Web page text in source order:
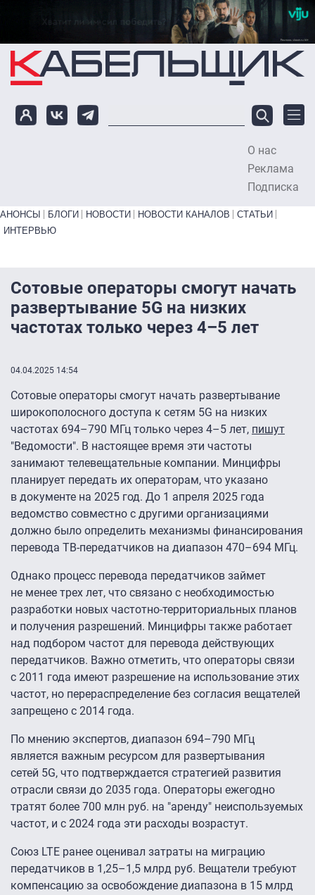
Перейти к основному содержанию
О нас
Реклама
Подписка
Primary links bottom
АНОНСЫ БЛОГИ НОВОСТИ НОВОСТИ КАНАЛОВ
СТАТЬИ
ИНТЕРВЬЮ
Сотовые операторы смогут начать
развертывание 5G на низких
частотах только через 4–5 лет
04.04.2025 14:54
Сотовые операторы смогут начать развертывание
широкополосного доступа к сетям 5G на низких
частотах 694–790 МГц только через 4–5 лет, пишут
"Ведомости". В настоящее время эти частоты
занимают телевещательные компании. Минцифры
планирует передать их операторам, что указано
в документе на 2025 год. До 1 апреля 2025 года
ведомство совместно с другими организациями
должно было определить механизмы финансирования
перевода ТВ-передатчиков на диапазон 470–694 МГц.
Однако процесс перевода передатчиков займет
не менее трех лет, что связано с необходимостью
разработки новых частотно-территориальных планов
и получения разрешений. Минцифры также работает
над подбором частот для перевода действующих
передатчиков. Важно отметить, что операторы связи
с 2011 года имеют разрешение на использование этих
частот, но перераспределение без согласия вещателей
запрещено с 2014 года.
По мнению экспертов, диапазон 694–790 МГц
является важным ресурсом для развертывания
сетей 5G, что подтверждается стратегией развития
отрасли связи до 2035 года. Операторы ежегодно
тратят более 700 млн руб. на "аренду" неиспользуемых
частот, и с 2024 года эти расходы возрастут.
Союз LTE ранее оценивал затраты на миграцию
передатчиков в 1,25–1,5 млрд руб. Вещатели требуют
компенсацию за освобождение диапазона в 15 млрд